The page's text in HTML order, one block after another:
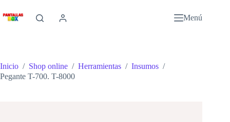
al
contenido
Menú
Inicio / Shop online / Herramientas / Insumos /
Pegante T-700. T-8000